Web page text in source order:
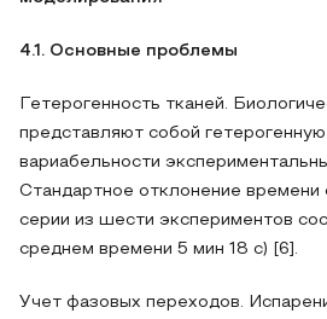
4.1. Основные проблемы
Гетерогенность тканей.
представляют собой
вариабельности
Стандартное отклонение времени
серии из шести экспериментов
среднем времени 5 мин 18 с) [6].
Учет фазовых переходов.